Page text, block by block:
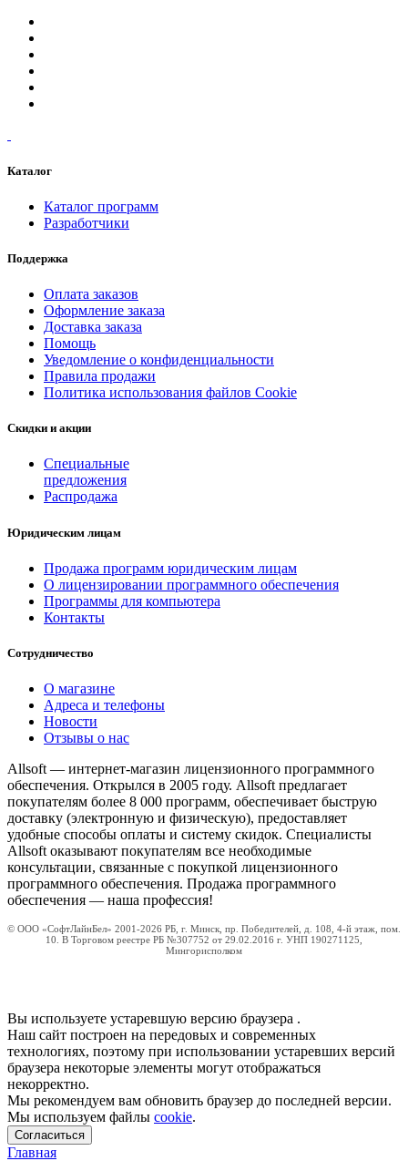
Каталог
Каталог программ
Разработчики
Поддержка
Оплата заказов
Оформление заказа
Доставка заказа
Помощь
Уведомление о конфиденциальности
Правила продажи
Политика использования файлов Cookie
Скидки и акции
Специальные
предложения
Распродажа
Юридическим лицам
Продажа программ юридическим лицам
О лицензировании программного обеспечения
Программы для компьютера
Контакты
Сотрудничество
О магазине
Адреса и телефоны
Новости
Отзывы о нас
Allsoft — интернет-магазин лицензионного программного
обеспечения. Открылся в 2005 году. Allsoft предлагает
покупателям более 8 000 программ, обеспечивает быструю
доставку (электронную и физическую), предоставляет
удобные способы оплаты и систему скидок. Специалисты
Allsoft оказывают покупателям все необходимые
консультации, связанные с покупкой лицензионного
программного обеспечения. Продажа программного
обеспечения — наша профессия!
© ООО «СофтЛайнБел» 2001-2026 РБ, г. Минск, пр. Победителей, д. 108, 4-й этаж, пом.
10. В Торговом реестре РБ №307752 от 29.02.2016 г. УНП 190271125,
Мингорисполком
Вы используете устаревшую версию браузера .
Наш сайт построен на передовых и современных
технологиях, поэтому при использовании устаревших версий
браузера некоторые элементы могут отображаться
некорректно.
Мы рекомендуем вам обновить браузер до последней версии.
Мы используем файлы cookie.
Согласиться
Главная